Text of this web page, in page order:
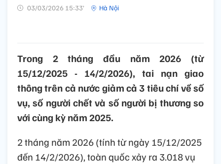
03/03/2026 15:33’ Hà Nội
Trong 2 tháng đầu năm 2026 (từ
15/12/2025 - 14/2/2026), tai nạn giao
thông trên cả nước giảm cả 3 tiêu chí về số
vụ, số người chết và số người bị thương so
với cùng kỳ năm 2025.
2 tháng năm 2026 (tính từ ngày 15/12/2025
đến 14/2/2026), toàn quốc xảy ra 3.018 vụ